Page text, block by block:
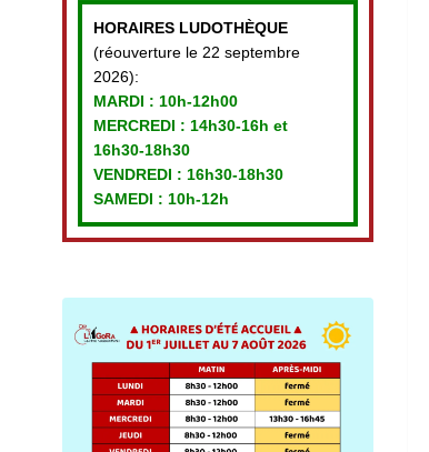
HORAIRES LUDOTHÈQUE
(réouverture le 22 septembre
2026):
MARDI : 10h-12h00
MERCREDI : 14h30-16h et
16h30-18h30
VENDREDI : 16h30-18h30
SAMEDI : 10h-12h